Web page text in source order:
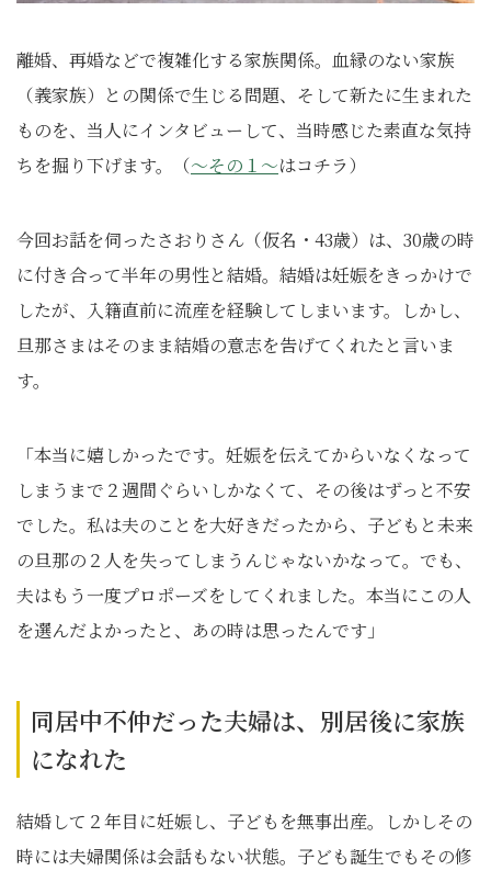
離婚、再婚などで複雑化する家族関係。血縁のない家族
（義家族）との関係で生じる問題、そして新たに生まれた
ものを、当人にインタビューして、当時感じた素直な気持
ちを掘り下げます。（～その１～はコチラ）
今回お話を伺ったさおりさん（仮名・43歳）は、30歳の時
に付き合って半年の男性と結婚。結婚は妊娠をきっかけで
したが、入籍直前に流産を経験してしまいます。しかし、
旦那さまはそのまま結婚の意志を告げてくれたと言いま
す。
「本当に嬉しかったです。妊娠を伝えてからいなくなって
しまうまで２週間ぐらいしかなくて、その後はずっと不安
でした。私は夫のことを大好きだったから、子どもと未来
の旦那の２人を失ってしまうんじゃないかなって。でも、
夫はもう一度プロポーズをしてくれました。本当にこの人
を選んだよかったと、あの時は思ったんです」
同居中不仲だった夫婦は、別居後に家族
になれた
結婚して２年目に妊娠し、子どもを無事出産。しかしその
時には夫婦関係は会話もない状態。子ども誕生でもその修